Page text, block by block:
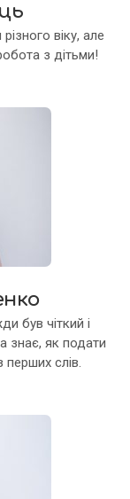
віку, але
з дітьми!
був чіткий і
знає, як подати
перших слів.